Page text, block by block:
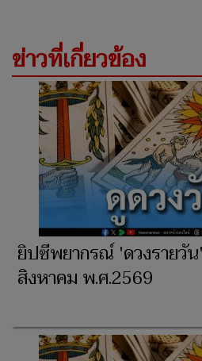
ข่าวที่เกี่ยวข้อง
ยิปซีพยากรณ์ 'ดวงรายวั
สิงหาคม พ.ศ.2569